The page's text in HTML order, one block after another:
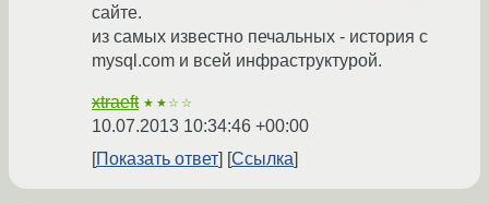
сайте.
из самых известно печальных - история с
mysql.com и всей инфраструктурой.
xtraeft ★★☆☆
10.07.2013 10:34:46 +00:00
Показать ответ
Ссылка